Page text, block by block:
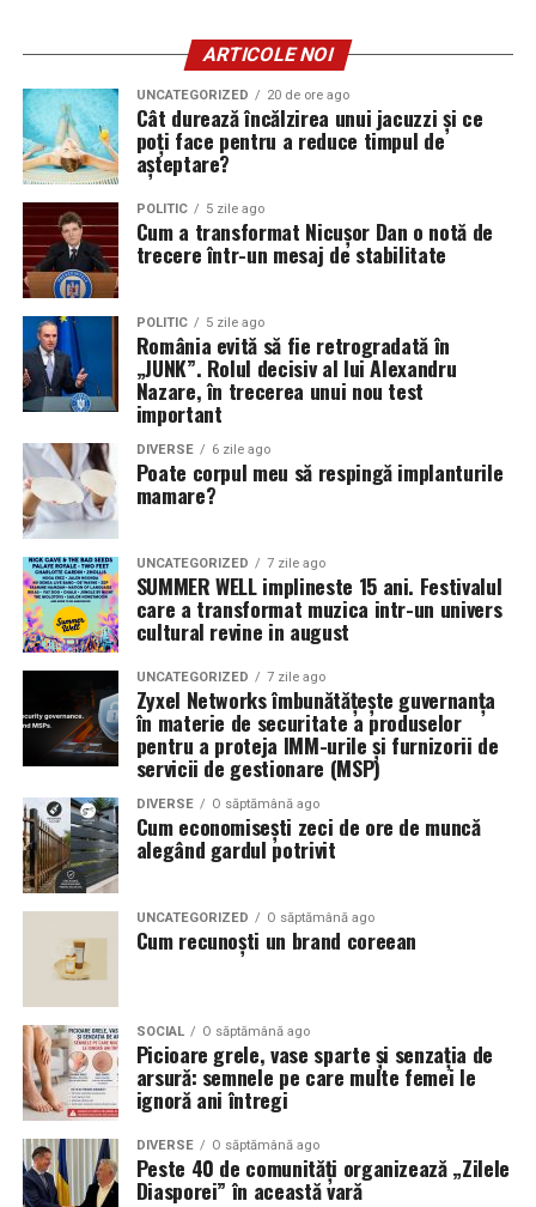
ARTICOLE NOI
UNCATEGORIZED 20 de ore ago
Cât durează încălzirea unui jacuzzi și ce
poți face pentru a reduce timpul de
așteptare?
POLITIC 5 zile ago
Cum a transformat Nicușor Dan o notă de
trecere într-un mesaj de stabilitate
POLITIC 5 zile ago
România evită să fie retrogradată în
„JUNK”. Rolul decisiv al lui Alexandru
Nazare, în trecerea unui nou test
important
DIVERSE 6 zile ago
Poate corpul meu să respingă implanturile
mamare?
UNCATEGORIZED 7 zile ago
SUMMER WELL implineste 15 ani. Festivalul
care a transformat muzica intr-un univers
cultural revine in august
UNCATEGORIZED 7 zile ago
Zyxel Networks îmbunătățește guvernanța
în materie de securitate a produselor
pentru a proteja IMM-urile și furnizorii de
servicii de gestionare (MSP)
DIVERSE O săptămână ago
Cum economisești zeci de ore de muncă
alegând gardul potrivit
UNCATEGORIZED O săptămână ago
Cum recunoști un brand coreean
SOCIAL O săptămână ago
Picioare grele, vase sparte și senzația de
arsură: semnele pe care multe femei le
ignoră ani întregi
DIVERSE O săptămână ago
Peste 40 de comunități organizează „Zilele
Diasporei” în această vară